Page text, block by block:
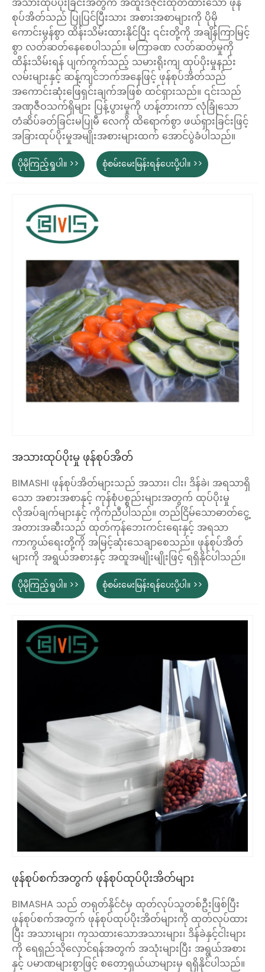
စုပ်အိတ်သည် ပြုပြင်ပြီးသား အစားအစာများကို ပိုမို
ကောင်းမွန်စွာ ထိန်းသိမ်းထားနိုင်ပြီး ၎င်းတို့ကို အချိန်ကြာမြင့်
စွာ လတ်ဆတ်နေစေပါသည်။ မကြာခဏ လတ်ဆတ်မှုကို
ထိန်းသိမ်းရန် ပျက်ကွက်သည့် သမားရိုးကျ ထုပ်ပိုးမှုနည်း
လမ်းများနှင့် ဆန့်ကျင်ဘက်အနေဖြင့် ဖုန်စုပ်အိတ်သည်
အကောင်းဆုံးဖြေရှင်းချက်အဖြစ် ထင်ရှားသည်။ ၎င်းသည်
အဏုဇီဝသက်ရှိများ ပြန့်ပွားမှုကို ဟန့်တားကာ လုံခြုံသော
တံဆိပ်ခတ်ခြင်းမပြုမီ လေကို ထိရောက်စွာ ဖယ်ရှားခြင်းဖြင့်
အခြားထုပ်ပိုးမှုအမျိုးအစားများထက် အောင်ပွဲခံပါသည်။
ပိုမိုကြည့်ရှုပါ။ >> စုံစမ်းမေးမြန်းရန်ပေးပို့ပါ။ >>
အသားထုပ်ပိုးမှု ဖုန်စုပ်အိတ်
BIMASHI ဖုန်စုပ်အိတ်များသည် အသား၊ ငါး၊ ဒိန်ခဲ၊ အရသာရှိ
သော အစားအစာနှင့် ကုန်စုံပစ္စည်းများအတွက် ထုပ်ပိုးမှု
လိုအပ်ချက်များနှင့် ကိုက်ညီပါသည်။ တည်ငြိမ်သောဓာတ်ငွေ့
အတားအဆီးသည် ထုတ်ကုန်ဘေးကင်းရေးနှင့် အရသာ
ကာကွယ်ရေးတို့ကို အမြင့်ဆုံးသေချာစေသည်။ ဖုန်စုပ်အိတ်
များကို အရွယ်အစားနှင့် အထူအမျိုးမျိုးဖြင့် ရရှိနိုင်ပါသည်။
ပိုမိုကြည့်ရှုပါ။ >> စုံစမ်းမေးမြန်းရန်ပေးပို့ပါ။ >>
ဖုန်စုပ်စက်အတွက် ဖုန်စုပ်ထုပ်ပိုးအိတ်များ
BIMASHA သည် တရုတ်နိုင်ငံမှ ထုတ်လုပ်သူတစ်ဦးဖြစ်ပြီး
ဖုန်စုပ်စက်အတွက် ဖုန်စုပ်ထုပ်ပိုးအိတ်များကို ထုတ်လုပ်ထား
ပြီး အသားများ၊ ကုသထားသောအသားများ၊ ဒိန်ခဲနှင့်ငါးများ
ကို ရေရှည်သိုလှောင်ရန်အတွက် အသုံးများပြီး အရွယ်အစား
နှင့် ပမာဏများစွာဖြင့် စတော့ရှယ်ယာများမှ ရရှိနိုင်ပါသည်။